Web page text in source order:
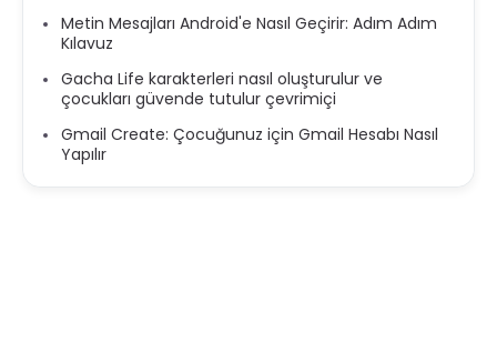
Metin Mesajları Android'e Nasıl Geçirir: Adım Adım
Kılavuz
Gacha Life karakterleri nasıl oluşturulur ve
çocukları güvende tutulur çevrimiçi
Gmail Create: Çocuğunuz için Gmail Hesabı Nasıl
Yapılır